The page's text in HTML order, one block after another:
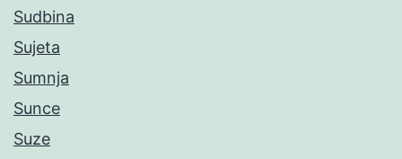
Sudbina
Sujeta
Sumnja
Sunce
Suze